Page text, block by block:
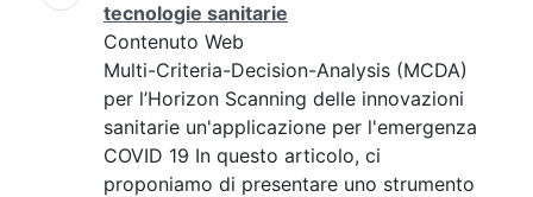
tecnologie sanitarie
Contenuto Web
Multi-Criteria-Decision-Analysis (MCDA)
per l’Horizon Scanning delle innovazioni
sanitarie un'applicazione per l'emergenza
COVID 19 In questo articolo, ci
proponiamo di presentare uno strumento